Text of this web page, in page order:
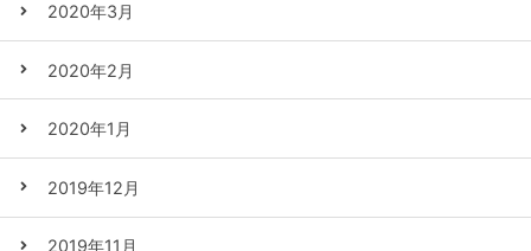
2020年3月
2020年2月
2020年1月
2019年12月
2019年11月